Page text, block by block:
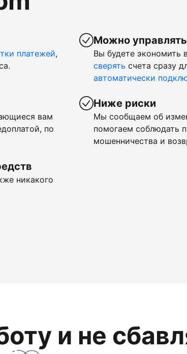
платежей,
вам
по
никакого
Можно
Вы будете экономить
сверять счета сразу
автоматически
Ниже риски
Мы сообщаем об
помогаем соблюдать
мошенничества и
и не